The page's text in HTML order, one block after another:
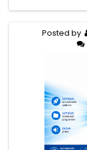
Posted by